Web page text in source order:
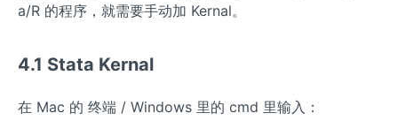
a/R 的程序，就需要手动加 Kernal。
4.1 Stata Kernal
在 Mac 的 终端 / Windows 里的 cmd 里输入：